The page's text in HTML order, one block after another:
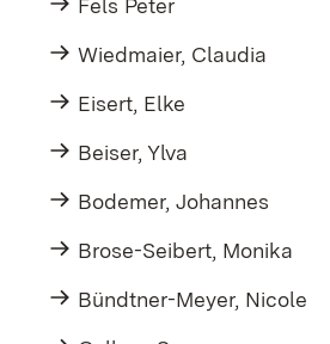
Wiedmaier, Claudia
Eisert, Elke
Beiser, Ylva
Bodemer, Johannes
Brose-Seibert, Monika
Bündtner-Meyer, Nicole